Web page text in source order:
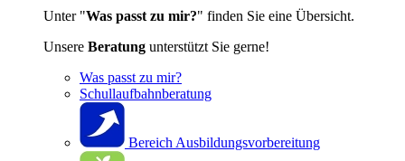
Unter "Was passt zu mir?" finden Sie eine Übersicht.
Unsere Beratung unterstützt Sie gerne!
Was passt zu mir?
Schullaufbahnberatung
Bereich Ausbildungsvorbereitung